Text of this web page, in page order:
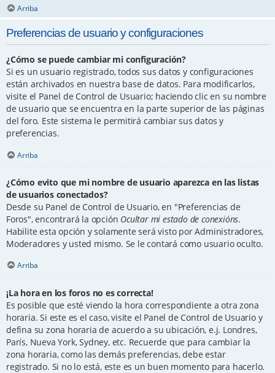
Arriba
Preferencias de usuario y configuraciones
¿Cómo se puede cambiar mi configuración?
Si es un usuario registrado, todos sus datos y configuraciones
están archivados en nuestra base de datos. Para modificarlos,
visite el Panel de Control de Usuario; haciendo clic en su nombre
de usuario que se encuentra en la parte superior de las páginas
del foro. Este sistema le permitirá cambiar sus datos y
preferencias.
Arriba
¿Cómo evito que mi nombre de usuario aparezca en las listas
de usuarios conectados?
Desde su Panel de Control de Usuario, en "Preferencias de
Foros", encontrará la opción Ocultar mi estado de conexións.
Habilite esta opción y solamente será visto por Administradores,
Moderadores y usted mismo. Se le contará como usuario oculto.
Arriba
¡La hora en los foros no es correcta!
Es posible que esté viendo la hora correspondiente a otra zona
horaria. Si este es el caso, visite el Panel de Control de Usuario y
defina su zona horaria de acuerdo a su ubicación, e.j. Londres,
París, Nueva York, Sydney, etc. Recuerde que para cambiar la
zona horaria, como las demás preferencias, debe estar
registrado. Si no lo está, este es un buen momento para hacerlo.